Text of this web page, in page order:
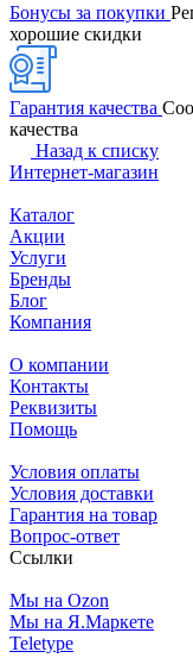
Бонусы за покупки
хорошие скидки
Гарантия качества
качества
Назад к списку
Интернет-магазин
Каталог
Акции
Услуги
Бренды
Блог
Компания
О компании
Контакты
Реквизиты
Помощь
Условия оплаты
Условия доставки
Гарантия на товар
Вопрос-ответ
Ссылки
Мы на Ozon
Мы на Я.Маркете
Teletype